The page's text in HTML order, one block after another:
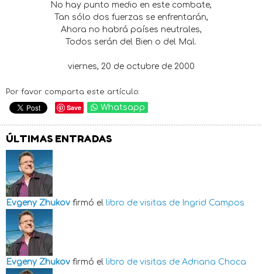
No hay punto medio en este combate,
Tan sólo dos fuerzas se enfrentarán,
Ahora no habrá países neutrales,
Todos serán del Bien o del Mal.
viernes, 20 de octubre de 2000
Por favor comparta este artículo:
Save Whatsapp
ÚLTIMAS ENTRADAS
Evgeny Zhukov firmó el libro de visitas de Ingrid Campos
Evgeny Zhukov firmó el libro de visitas de Adriana Choca